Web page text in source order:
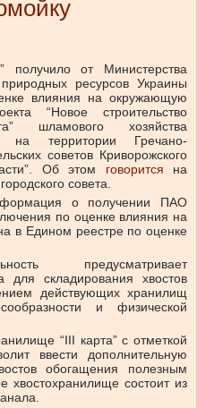
получило от Министерства
ресурсов Украины
влияния на окружающую
“Новое строительство
шламового хозяйства
на территории Гречано-
советов Криворожского
Об этом говорится на
совета.
о получении ПАО
по оценке влияния на
в Едином реестре по оценке
предусматривает
для складирования хвостов
действующих хранилищ
и физической
“III карта” с отметкой
ввести дополнительную
обогащения полезным
состоит из